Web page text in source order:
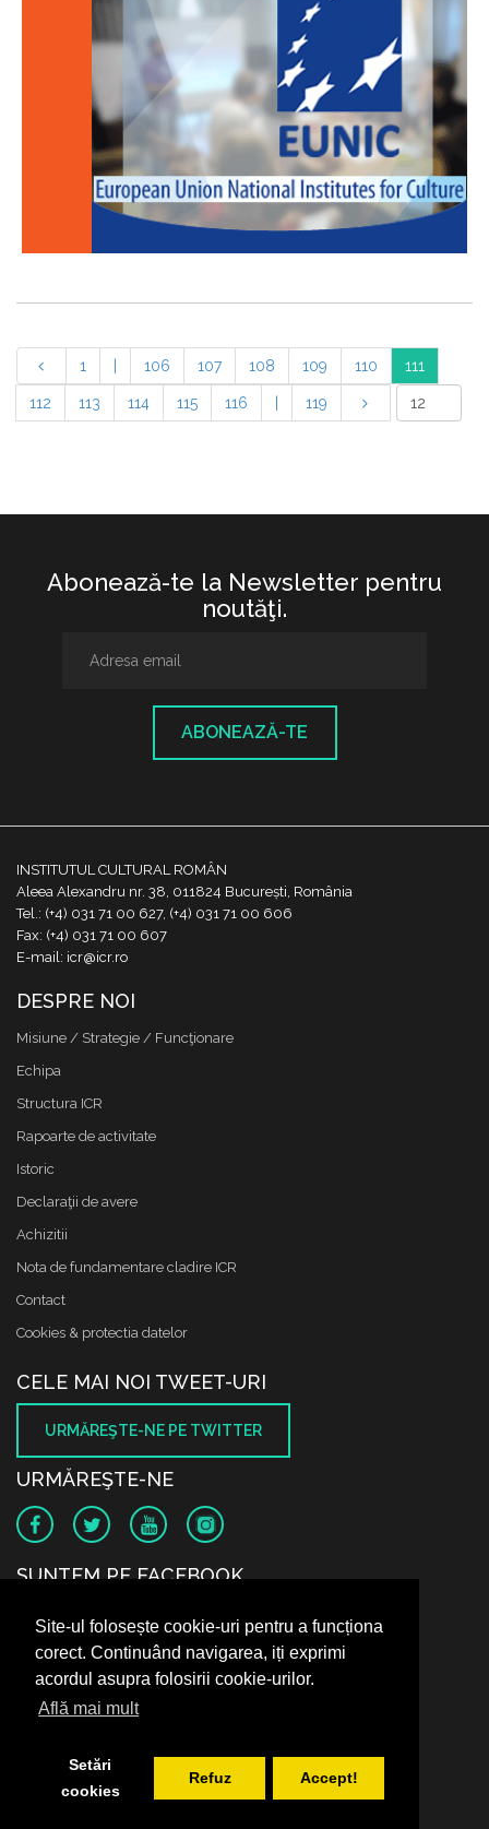
Site-ul folosește cookie-uri pentru a funcționa
corect. Continuând navigarea, iți exprimi
acordul asupra folosirii cookie-urilor.
Află mai mult
Setări
cookies
Refuz Accept!
1 106 107 108 109 110 111
112 113 114 115 116 119
Abonează-te la Newsletter pentru
noutăţi.
ABONEAZĂ-TE
INSTITUTUL CULTURAL ROMÂN
Aleea Alexandru nr. 38, 011824 București, România
Tel.: (+4) 031 71 00 627, (+4) 031 71 00 606
Fax: (+4) 031 71 00 607
E-mail: icr@icr.ro
DESPRE NOI
Misiune / Strategie / Funcţionare
Echipa
Structura ICR
Rapoarte de activitate
Istoric
Declaraţii de avere
Achizitii
Nota de fundamentare cladire ICR
Contact
Cookies & protectia datelor
CELE MAI NOI TWEET-URI
URMĂREŞTE-NE PE TWITTER
URMĂREŞTE-NE
SUNTEM PE FACEBOOK